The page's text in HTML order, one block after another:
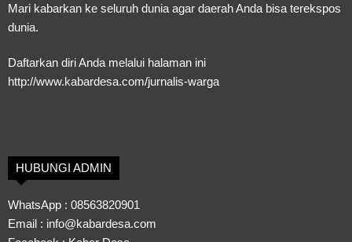
Mari kabarkan ke seluruh dunia agar daerah Anda bisa terekspos
dunia.
Daftarkan diri Anda melalui halaman ini
http://www.kabardesa.com/jurnalis-warga
HUBUNGI ADMIN
WhatsApp : 08563820901
Email : info@kabardesa.com